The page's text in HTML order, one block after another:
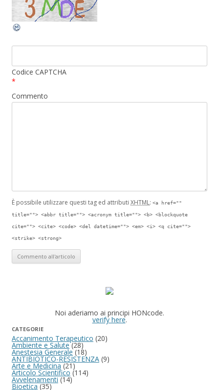
Codice CAPTCHA
*
Commento
È possibile utilizzare questi tag ed attributi XHTML: <a href=""
title=""> <abbr title=""> <acronym title=""> <b> <blockquote
cite=""> <cite> <code> <del datetime=""> <em> <i> <q cite="">
<strike> <strong>
Noi aderiamo ai principi HONcode.
verify here.
CATEGORIE
Accanimento Terapeutico (20)
Ambiente e Salute(28)
Anestesia Generale(18)
ANTIBIOTICO-RESISTENZA (9)
Arte e Medicina(21)
Articolo Scientifico (114)
Avvelenamenti(14)
Bioetica(35)